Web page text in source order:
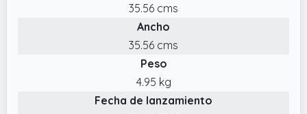
35.56 cms
Ancho
35.56 cms
Peso
4.95 kg
Fecha de lanzamiento